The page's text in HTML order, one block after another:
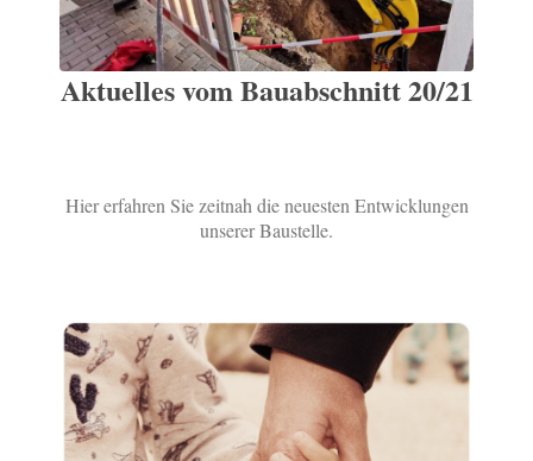
Aktuelles vom Bauabschnitt 20/21
Hier erfahren Sie zeitnah die neuesten Entwicklungen
unserer Baustelle.